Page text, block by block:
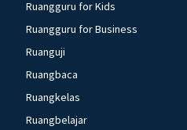
Ruangguru for Kids
Ruangguru for Business
Ruanguji
Ruangbaca
Ruangkelas
Ruangbelajar